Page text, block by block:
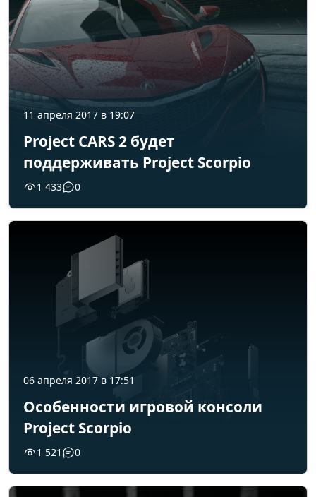
11 апреля 2017 в 19:07
Project CARS 2 будет
поддерживать Project Scorpio
1 433 0
06 апреля 2017 в 17:51
Особенности игровой консоли
Project Scorpio
1 521 0